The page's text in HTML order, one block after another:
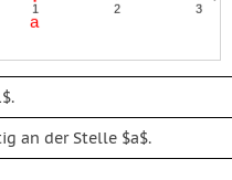
an der Stelle $a$.